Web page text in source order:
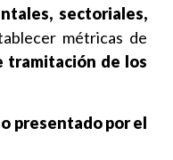
sectoriales,
métricas de
tramitación de los
presentado por el